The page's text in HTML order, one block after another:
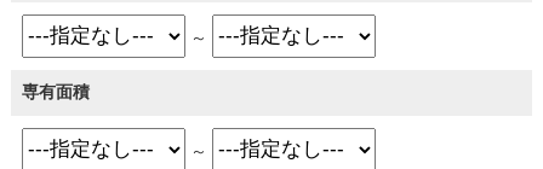
～
専有面積
～